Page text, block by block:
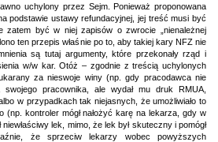
uchylony przez Sejm. Ponieważ proponowana
podstawie ustawy refundacyjnej, jej treść musi być
zatem być w niej zapisów o zwrocie „nienależnej
ten przepis właśnie po to, aby takiej kary NFZ nie
są tutaj argumenty, które przekonały rząd i
w/w kar. Otóż – zgodnie z treścią uchylonych
za nieswoje winy (np. gdy pracodawca nie
swojego pracownika, ale wydał mu druk RMUA,
w przypadkach tak niejasnych, że umożliwiało to
(np. kontroler mógł nałożyć karę na lekarza, gdy w
lek, mimo, że lek był skuteczny i pomógł
że sprzeciw lekarzy wobec powyższych